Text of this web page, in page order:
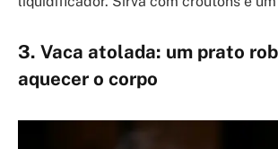
3. Vaca atolada: um prato
aquecer o corpo